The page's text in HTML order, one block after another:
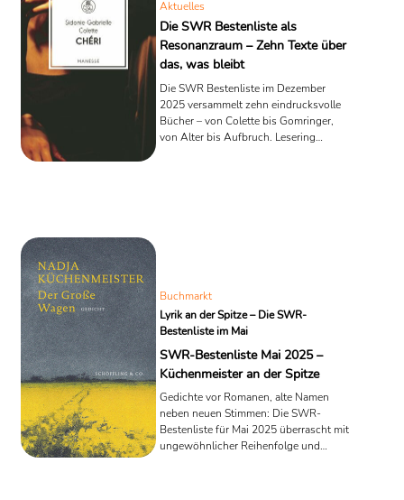
Aktuelles
Die SWR Bestenliste als
Resonanzraum – Zehn Texte über
das, was bleibt
Die SWR Bestenliste im Dezember
2025 versammelt zehn eindrucksvolle
Bücher – von Colette bis Gomringer,
von Alter bis Aufbruch. Lesering
Buchmarkt
Lyrik an der Spitze – Die SWR-
Bestenliste im Mai
SWR-Bestenliste Mai 2025 –
Küchenmeister an der Spitze
Gedichte vor Romanen, alte Namen
neben neuen Stimmen: Die SWR-
Bestenliste für Mai 2025 überrascht mit
ungewöhnlicher Reihenfolge und